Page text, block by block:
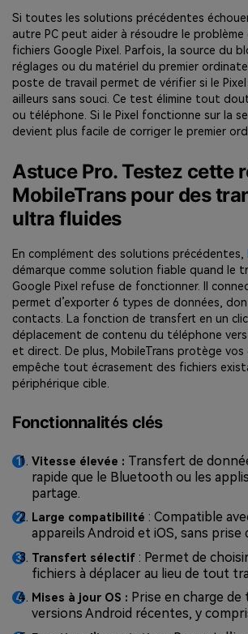
Si toutes les solutions précédentes
autre PC peut aider à résoudre le
fichiers Google Pixel. Parfois, la source du
réglages ou du matériel du premier
poste de travail permet de vérifier si le
ailleurs sans souci. Ce test élimine tout
ou téléphone. Si le Pixel fonctionne sur la
devient plus facile de corriger le premier
Astuce Pro. Testez cette
MobileTrans pour des
ultra fluides
En complément des solutions précédentes,
démarque comme solution fiable quand le
Google Pixel refuse de fonctionner. Il
permet d’exporter 6 types de données,
contacts. La fonction de transfert en un
déplacement de contenu du téléphone vers
et direct. De plus, MobileTrans protège vos
empêche tout écrasement des fichiers
périphérique cible.
Fonctionnalités clés
Vitesse élevée : Transfert de
rapide que le Bluetooth ou les
partage.
Large compatibilité : Compatible
appareils Android et iOS, sans prise
Transfert sélectif : Permet de
fichiers à déplacer au lieu de tout
Mises à jour OS : Prise en charge
versions Android récentes, y